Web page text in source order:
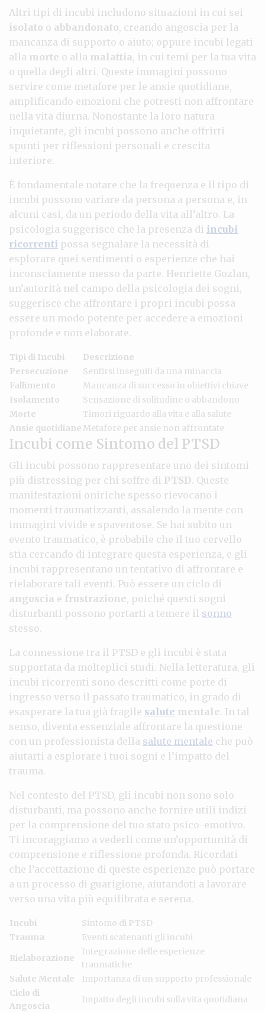
Altri tipi di incubi includono situazioni in cui sei
isolato o abbandonato, creando angoscia per la
mancanza di supporto o aiuto; oppure incubi legati
alla morte o alla malattia, in cui temi per la tua vita
o quella degli altri. Queste immagini possono
servire come metafore per le ansie quotidiane,
amplificando emozioni che potresti non affrontare
nella vita diurna. Nonostante la loro natura
inquietante, gli incubi possono anche offrirti
spunti per riflessioni personali e crescita
interiore.
È fondamentale notare che la frequenza e il tipo di
incubi possono variare da persona a persona e, in
alcuni casi, da un periodo della vita all’altro. La
psicologia suggerisce che la presenza di incubi
ricorrenti possa segnalare la necessità di
esplorare quei sentimenti o esperienze che hai
inconsciamente messo da parte. Henriette Gozlan,
un’autorità nel campo della psicologia dei sogni,
suggerisce che affrontare i propri incubi possa
essere un modo potente per accedere a emozioni
profonde e non elaborate.
Tipi di Incubi
Descrizione
Persecuzione
Sentirsi inseguiti da una minaccia
Fallimento
Mancanza di successo in obiettivi chiave
Isolamento
Sensazione di solitudine o abbandono
Morte
Timori riguardo alla vita e alla salute
Ansie quotidiane Metafore per ansie non affrontate
Incubi come Sintomo del PTSD
Gli incubi possono rappresentare uno dei sintomi
più distressing per chi soffre di PTSD. Queste
manifestazioni oniriche spesso rievocano i
momenti traumatizzanti, assalendo la mente con
immagini vivide e spaventose. Se hai subito un
evento traumatico, è probabile che il tuo cervello
stia cercando di integrare questa esperienza, e gli
incubi rappresentano un tentativo di affrontare e
rielaborare tali eventi. Può essere un ciclo di
angoscia e frustrazione, poiché questi sogni
disturbanti possono portarti a temere il sonno
stesso.
La connessione tra il PTSD e gli incubi è stata
supportata da molteplici studi. Nella letteratura, gli
incubi ricorrenti sono descritti come porte di
ingresso verso il passato traumatico, in grado di
esasperare la tua già fragile salute mentale. In tal
senso, diventa essenziale affrontare la questione
con un professionista della salute mentale che può
aiutarti a esplorare i tuoi sogni e l’impatto del
trauma.
Nel contesto del PTSD, gli incubi non sono solo
disturbanti, ma possono anche fornire utili indizi
per la comprensione del tuo stato psico-emotivo.
Ti incoraggiamo a vederli come un’opportunità di
comprensione e riflessione profonda. Ricordati
che l’accettazione di queste esperienze può portare
a un processo di guarigione, aiutandoti a lavorare
verso una vita più equilibrata e serena.
Incubi
Sintomo di PTSD
Trauma
Eventi scatenanti gli incubi
Rielaborazione
Integrazione delle esperienze
traumatiche
Salute Mentale
Importanza di un supporto professionale
Ciclo di
Angoscia
Impatto degli incubi sulla vita quotidiana